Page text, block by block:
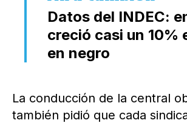
Datos del INDEC:
creció casi un 10%
en negro
La conducción de la central
también pidió que cada